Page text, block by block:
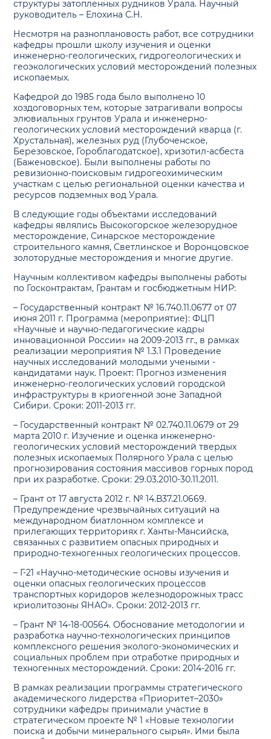
структуры затопленных рудников Урала. Научный
руководитель – Елохина С.Н.
Несмотря на разноплановость работ, все сотрудники
кафедры прошли школу изучения и оценки
инженерно-геологических, гидрогеологических и
геоэкологических условий месторождений полезных
ископаемых.
Кафедрой до 1985 года было выполнено 10
хоздоговорных тем, которые затрагивали вопросы
элювиальных грунтов Урала и инженерно-
геологических условий месторождений кварца (г.
Хрустальная), железных руд (Глубоченское,
Березовское, Гороблагодатское), хризотил-асбеста
(Баженовское). Были выполнены работы по
ревизионно-поисковым гидрогеохимическим
участкам с целью региональной оценки качества и
ресурсов подземных вод Урала.
В следующие годы объектами исследований
кафедры являлись Высокогорское железорудное
месторождение, Синарское месторождение
строительного камня, Светлинское и Воронцовское
золоторудные месторождения и многие другие.
Научным коллективом кафедры выполнены работы
по Госконтрактам, Грантам и госбюджетным НИР:
– Государственный контракт № 16.740.11.0677 от 07
июня 2011 г. Программа (мероприятие): ФЦП
«Научные и научно-педагогические кадры
инновационной России» на 2009-2013 гг., в рамках
реализации мероприятия № 1.3.1 Проведение
научных исследований молодыми учеными -
кандидатами наук. Проект: Прогноз изменения
инженерно-геологических условий городской
инфраструктуры в криогенной зоне Западной
Сибири. Сроки: 2011-2013 гг.
– Государственный контракт № 02.740.11.0679 от 29
марта 2010 г. Изучение и оценка инженерно-
геологических условий месторождений твердых
полезных ископаемых Полярного Урала с целью
прогнозирования состояния массивов горных пород
при их разработке. Сроки: 29.03.2010-30.11.2011.
– Грант от 17 августа 2012 г. № 14.В37.21.0669.
Предупреждение чрезвычайных ситуаций на
международном биатлонном комплексе и
прилегающих территориях г. Ханты-Мансийска,
связанных с развитием опасных природных и
природно-техногенных геологических процессов.
– Г-21 «Научно-методические основы изучения и
оценки опасных геологических процессов
транспортных коридоров железнодорожных трасс
криолитозоны ЯНАО». Сроки: 2012-2013 гг.
– Грант № 14-18-00564. Обоснование методологии и
разработка научно-технологических принципов
комплексного решения эколого-экономических и
социальных проблем при отработке природных и
техногенных месторождений. Сроки: 2014-2016 гг.
В рамках реализации программы стратегического
академического лидерства «Приоритет–2030»
сотрудники кафедры принимали участие в
стратегическом проекте № 1 «Новые технологии
поиска и добычи минерального сырья». Ими была